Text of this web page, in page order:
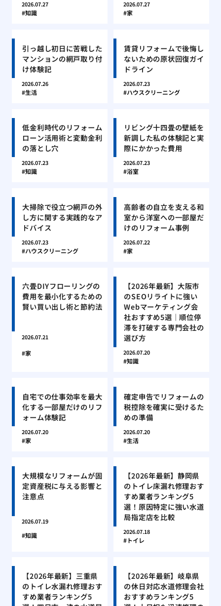
2026.07.27
知識
2026.07.27
家
引っ越し初日に苦戦した
マンションの網戸取り付
け体験記
2026.07.26
生活
賃貸リフォームで後悔し
ないための原状回復ガイ
ドライン
2026.07.23
ハウスクリーニング
低金利時代のリフォーム
ローン活用術と変動金利
の落とし穴
2026.07.23
知識
リビング十四畳の壁紙を
新調した私の体験記と実
際にかかった費用
2026.07.23
浴室
大掃除で役立つ網戸の外
し方に関する実践的なア
ドバイス
2026.07.23
ハウスクリーニング
高齢者の自立を支える和
室から洋室への一部屋だ
けのリフォーム事例
2026.07.22
家
六畳DIYフローリングの
費用を最小化するための
賢い買い出し術と節約法
2026.07.21
家
【2026年最新】大阪市
のSEOリライトに強い
Webマーケティング会
社おすすめ5選｜順位停
滞を打破する専門会社の
選び方
2026.07.20
知識
自宅での仕事効率を最大
化する一部屋だけのリフ
ォーム体験記
2026.07.20
家
確定申告でリフォームの
税控除を確実に受けるた
めの準備
2026.07.20
生活
大規模なリフォームが固
定資産税に与える影響と
注意点
2026.07.19
知識
【2026年最新】静岡県
のトイレ床漏れ修理おす
すめ業者ランキング5
選！原因特定に強い水道
局指定店を比較
2026.07.18
トイレ
【2026年最新】三重県
のトイレ水漏れ修理おす
すめ業者ランキング5
【2026年最新】岐阜県
の休日対応水道修理会社
おすすめランキング5